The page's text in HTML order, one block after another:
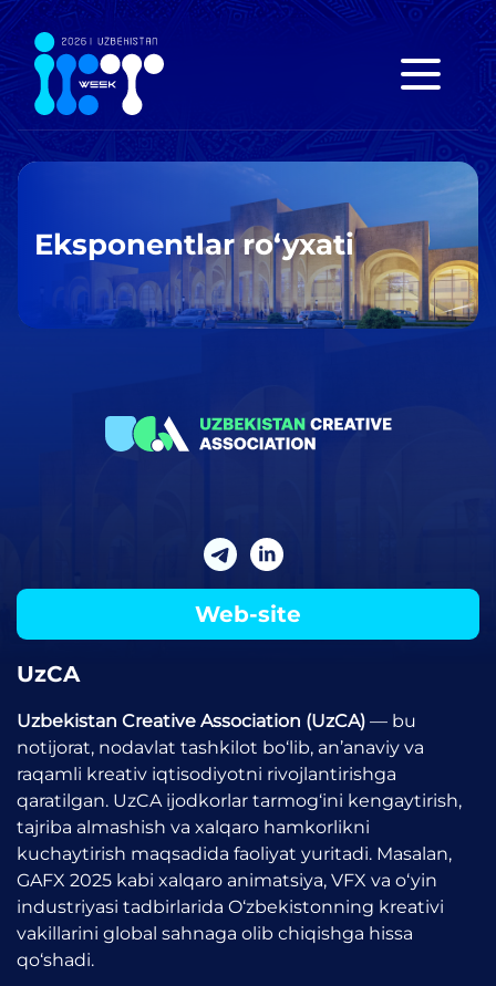
Eksponentlar ro‘yxati
Web-site
UzCA
Uzbekistan Creative Association (UzCA) — bu
notijorat, nodavlat tashkilot bo‘lib, an’anaviy va
raqamli kreativ iqtisodiyotni rivojlantirishga
qaratilgan. UzCA ijodkorlar tarmog‘ini kengaytirish,
tajriba almashish va xalqaro hamkorlikni
kuchaytirish maqsadida faoliyat yuritadi. Masalan,
GAFX 2025 kabi xalqaro animatsiya, VFX va o‘yin
industriyasi tadbirlarida O‘zbekistonning kreativi
vakillarini global sahnaga olib chiqishga hissa
qo‘shadi.